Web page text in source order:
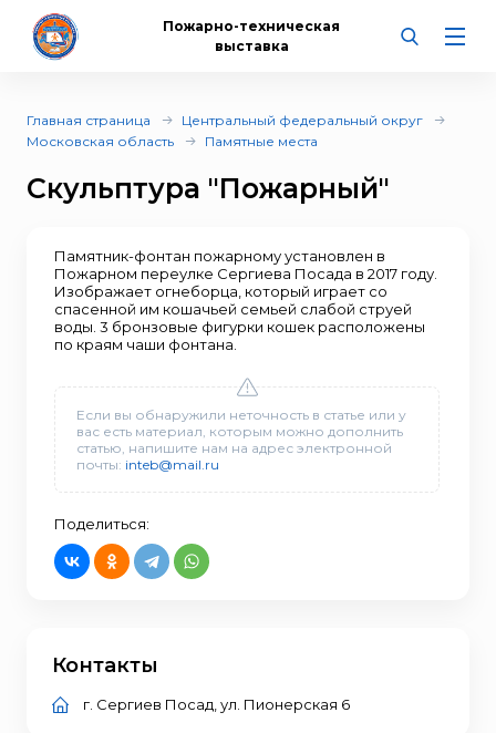
Пожарно-техническая
выставка
Главная страница
Центральный федеральный округ
Московская область
Памятные места
Скульптура "Пожарный"
Памятник-фонтан пожарному установлен в
Пожарном переулке Сергиева Посада в 2017 году.
Изображает огнеборца, который играет со
спасенной им кошачьей семьей слабой струей
воды. 3 бронзовые фигурки кошек расположены
по краям чаши фонтана.
Если вы обнаружили неточность в статье или у
вас есть материал, которым можно дополнить
статью, напишите нам на адрес электронной
почты: inteb@mail.ru
Поделиться:
Контакты
г. Сергиев Посад, ул. Пионерская 6